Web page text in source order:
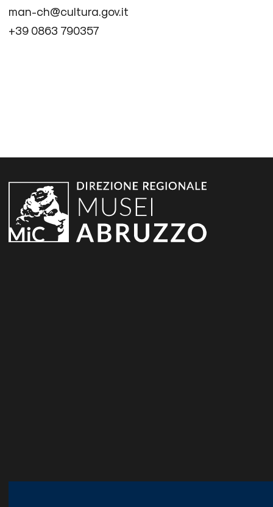
man-ch@cultura.gov.it
+39 0863 790357